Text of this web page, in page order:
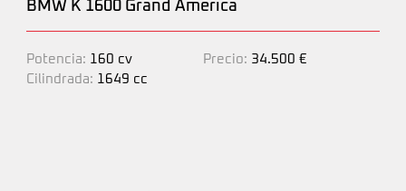
BMW K 1600 Grand America
Potencia: 160 cv
Cilindrada: 1649 cc
Precio: 34.500 €